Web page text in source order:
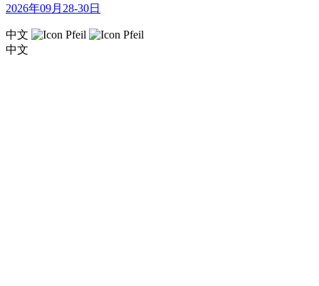
2026年09月28-30日
中文
中文